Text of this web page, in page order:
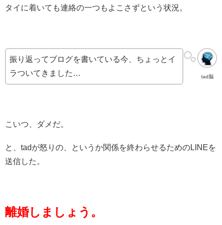
タイに着いても連絡の一つもよこさずという状況。
tad脳
振り返ってブログを書いている今、ちょっとイ
ラついてきました…
こいつ、ダメだ。
と、tadが怒りの、というか関係を終わらせるためのLINEを
送信した。
離婚しましょう。